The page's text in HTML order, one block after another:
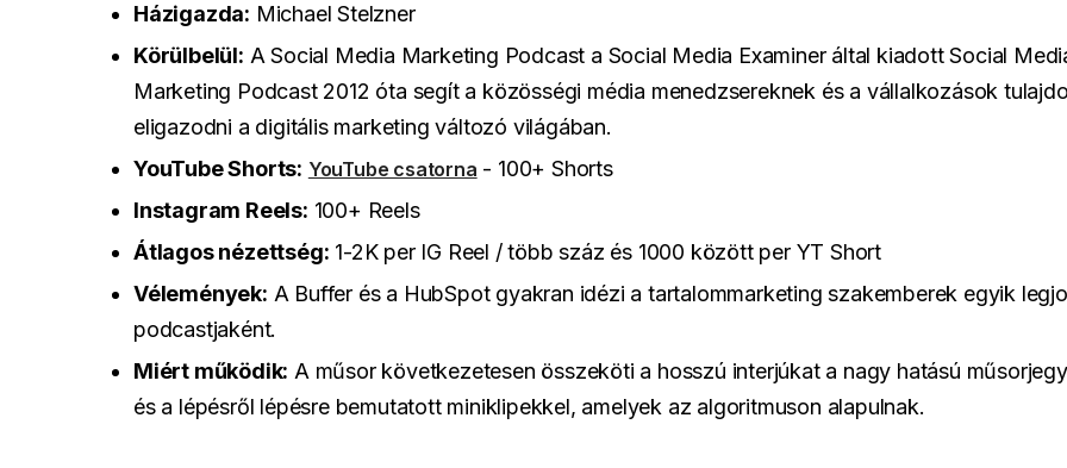
Házigazda: Michael Stelzner
Körülbelül: A Social Media Marketing Podcast a Social Media Examiner által kiadott Social
Marketing Podcast 2012 óta segít a közösségi média menedzsereknek és a vállalkozások
eligazodni a digitális marketing változó világában.
YouTube Shorts: YouTube csatorna - 100+ Shorts
Instagram Reels: 100+ Reels
Átlagos nézettség: 1-2K per IG Reel / több száz és 1000 között per YT Short
Vélemények: A Buffer és a HubSpot gyakran idézi a tartalommarketing szakemberek egyik
podcastjaként.
Miért működik: A műsor következetesen összeköti a hosszú interjúkat a nagy hatású
és a lépésről lépésre bemutatott miniklipekkel, amelyek az algoritmuson alapulnak.